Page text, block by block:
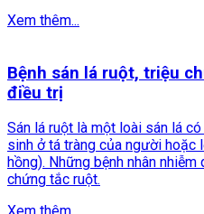
Xem thêm...
Bệnh sán lá ruột, triệu
điều trị
Sán lá ruột là một loài sán lá
sinh ở tá tràng của người hoặc
hồng). Những bệnh nhân
chứng tắc ruột.